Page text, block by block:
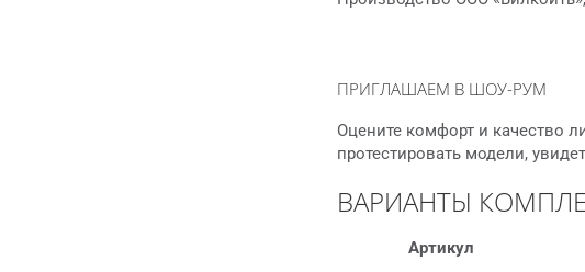
ПРИГЛАШАЕМ В ШОУ-РУМ
Оцените комфорт и качество
протестировать модели,
ВАРИАНТЫ
Артикул